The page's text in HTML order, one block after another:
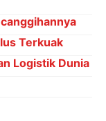
Terkuak
Logistik Dunia